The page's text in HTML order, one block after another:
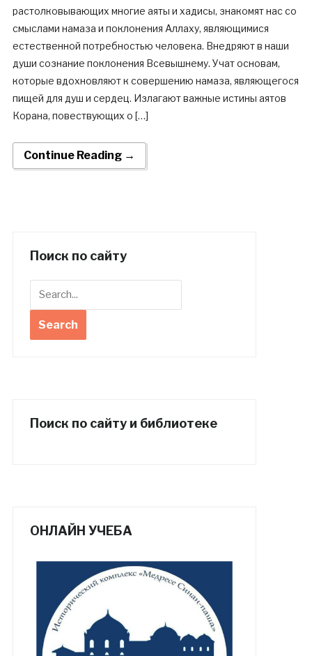
растолковывающих многие аяты и хадисы, знакомят нас со
смыслами намаза и поклонения Аллаху, являющимися
естественной потребностью человека. Внедряют в наши
души сознание поклонения Всевышнему. Учат основам,
которые вдохновляют к совершению намаза, являющегося
пищей для душ и сердец. Излагают важные истины аятов
Корана, повествующих о […]
Continue Reading →
Поиск по сайту
Поиск по сайту и библиотеке
ОНЛАЙН УЧЕБА